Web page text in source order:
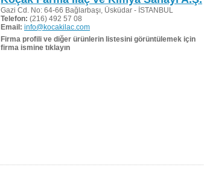
Gazi Cd. No: 64-66 Bağlarbaşı, Üsküdar - İSTANBUL
Telefon: (216) 492 57 08
Email: info@kocakilac.com
Firma profili ve diğer ürünlerin listesini görüntülemek için
firma ismine tıklayın